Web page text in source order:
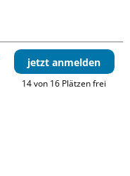
jetzt anmelden
14 von 16 Plätzen frei